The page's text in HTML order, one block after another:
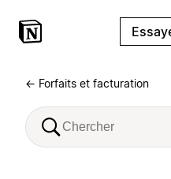
← Forfaits et facturation